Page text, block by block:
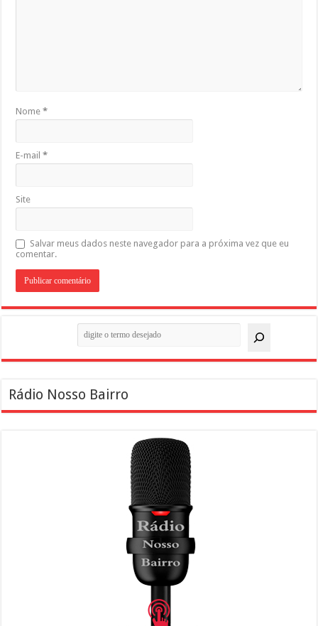
Nome*
E-mail*
Site
Salvar meus dados neste navegador para a próxima vez que eu
comentar.
Rádio Nosso Bairro